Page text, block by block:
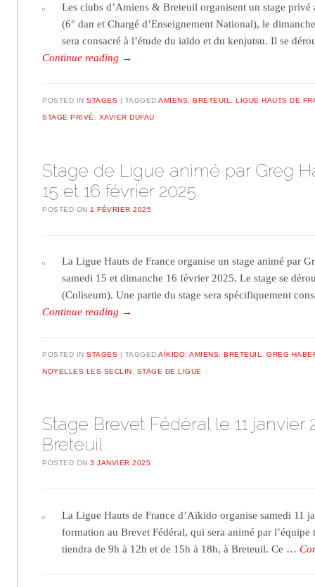
Les clubs d’Amiens & Breteuil organisent un stage
(6° dan et Chargé d’Enseignement National), le
sera consacré à l’étude du iaïdo et du kenjutsu. Il se
Continue reading →
POSTED INSTAGES TAGGEDAMIENS ,BRETEUIL ,LIGUE HAUTS DE
STAGE PRIVÉ XAVIER DUFAU
Stage de Ligue animé par Greg
15 et 16 février 2025
POSTED ON 1 FÉVRIER 2025
La Ligue Hauts de France organise un stage animé par
samedi 15 et dimanche 16 février 2025. Le stage se
(Coliseum). Une partie du stage sera spécifiquement
Continue reading →
POSTED INSTAGES TAGGEDAÏKIDO ,AMIENS ,BRETEUIL ,GREG
NOYELLES LES SECLIN STAGE DE LIGUE
Stage Brevet Fédéral le 11 janvier
Breteuil
POSTED ON3 JANVIER 2025
La Ligue Hauts de France d’Aïkido organise samedi 11
formation au Brevet Fédéral, qui sera animé par
tiendra de 9h à 12h et de 15h à 18h, à Breteuil. Ce …